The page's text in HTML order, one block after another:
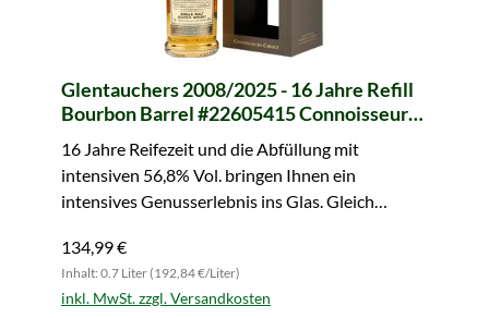
Glentauchers 2008/2025 - 16 Jahre Refill
Bourbon Barrel #22605415 Connoisseurs
16 Jahre Reifezeit und die Abfüllung mit
intensiven 56,8% Vol. bringen Ihnen ein
intensives Genusserlebnis ins Glas. Gleich
134,99 €
Inhalt: 0.7 Liter (192,84 €/Liter)
inkl. MwSt. zzgl. Versandkosten